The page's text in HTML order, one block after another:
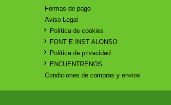
Formas de pago
Aviso Legal
Política de cookies
FONT E INST ALONSO
Política de privacidad
ENCUENTRENOS
Condiciones de compras y envios